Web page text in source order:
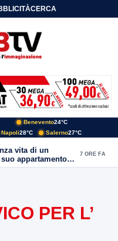
CERCA
Benevento24°C
Napoli28°C Salerno27°C
vita di un
appartamento
giallo in viale
7 ORE FA
PER L’